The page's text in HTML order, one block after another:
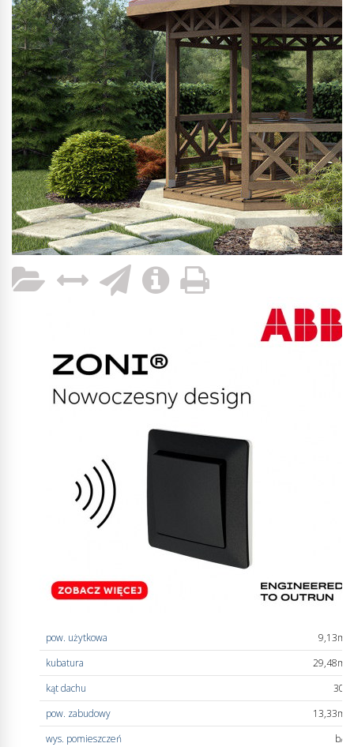
pow. użytkowa 9,13m
kubatura 29,48m
kąt dachu
30°
pow. zabudowy
13,33m
wys. pomieszczeń
b/d